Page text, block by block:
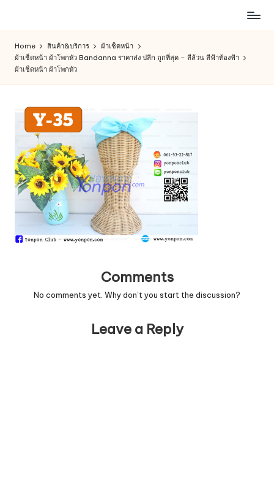
content
สินค้า
ออนไลน์
Home สินค้า&บริการ
ผ้าเช็ดหน้า
ผ้าเช็ดหน้า ผ้าโพกหัว Bandanna ราคาส่ง ปลีก ถูกที่สุด – สีล้วน สีฟ้าท้องฟ้า
ผ้าเช็ดหน้า ผ้าโพกหัว
Comments
No comments yet. Why don’t you start the discussion?
Leave a Reply